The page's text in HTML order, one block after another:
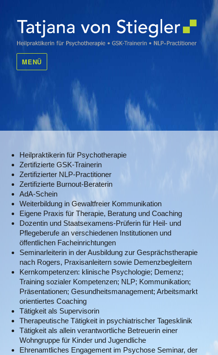
Tatjana von Stiegler
MENÜ
Heilpraktikerin für Psychotherapie
Zertifizierte GSK-Trainerin
Zertifizierter NLP-Practitioner
Zertifizierte Burnout-Beraterin
AdA-Schein
Weiterbildung in Gewaltfreier Kommunikation
Eigene Praxis für Therapie, Beratung und Coaching
Dozentin und Staatsexamens-Prüferin für Heil- und
Pflegeberufe an verschiedenen Institutionen und
öffentlichen Facheinrichtungen
Seminarleiterin in der Ausbildung zur Gesprächstherapie
nach Rogers, Praxisanleitern sowie Demenzbegleitern
Kernkompetenzen: klinische Psychologie; Demenz;
Training sozialer Kompetenzen; NLP; Kommunikation;
Präsentationen; Gesundheitsmanagement; Arbeitsmarkt
orientiertes Coaching
Tätigkeit als Supervisorin
Therapeutische Tätigkeit in psychiatrischer Tagesklinik
Tätigkeit als allein verantwortliche Betreuerin einer
Wohngruppe für Kinder und Jugendliche
Ehrenamtliches Engagement im Psychose Seminar, der